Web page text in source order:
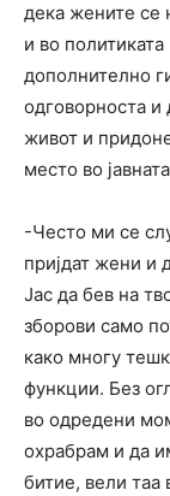
дека жените се
и во
дополнително
одговорноста и
живот и
место во
-Често ми се
пријдат жени и
Јас да бев на
зборови само
како многу
функции. Без
во одредени
охрабрам и да
битие, вели таа